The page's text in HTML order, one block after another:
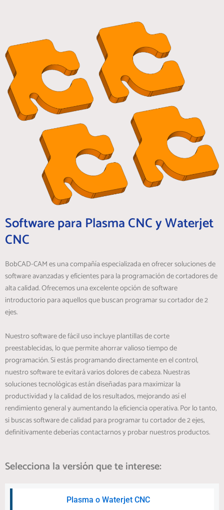
Software para Plasma CNC y Waterjet
CNC
BobCAD-CAM es una compañía especializada en ofrecer soluciones de
software avanzadas y eficientes para la programación de cortadores de
alta calidad. Ofrecemos una excelente opción de software
introductorio para aquellos que buscan programar su cortador de 2
ejes.
Nuestro software de fácil uso incluye plantillas de corte
preestablecidas, lo que permite ahorrar valioso tiempo de
programación. Si estás programando directamente en el control,
nuestro software te evitará varios dolores de cabeza. Nuestras
soluciones tecnológicas están diseñadas para maximizar la
productividad y la calidad de los resultados, mejorando así el
rendimiento general y aumentando la eficiencia operativa. Por lo tanto,
si buscas software de calidad para programar tu cortador de 2 ejes,
definitivamente deberías contactarnos y probar nuestros productos.
Selecciona la versión que te interese:
Plasma o Waterjet CNC